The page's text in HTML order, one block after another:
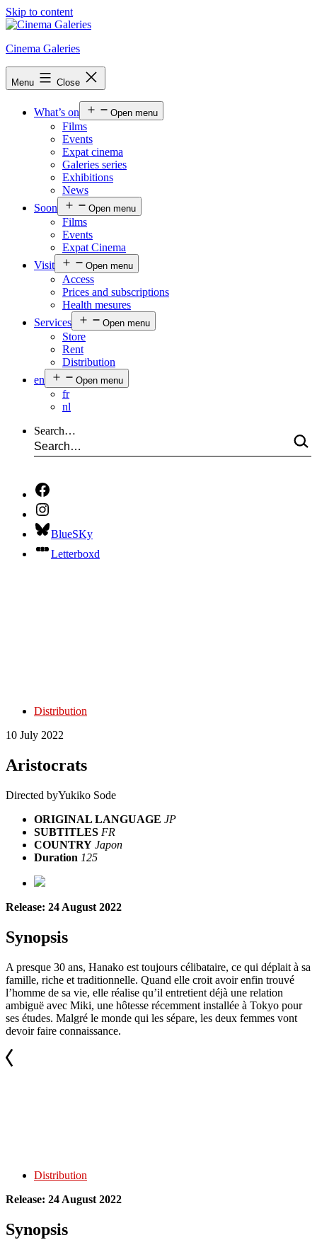
Skip to content
Cinema Galeries
Menu Close
What’s on Open menu
Films
Events
Expat cinema
Galeries series
Exhibitions
News
Soon
Open menu
Films
Events
Expat Cinema
Visit
Open menu
Access
Prices and subscriptions
Health mesures
Services
Open menu
Store
Rent
Distribution
en
Open menu
fr
nl
Search…
BlueSKy
Letterboxd
Distribution
10 July 2022
Aristocrats
Directed byYukiko Sode
ORIGINAL LANGUAGE JP
SUBTITLES FR
COUNTRY Japon
Duration 125
Release: 24 August 2022
Synopsis
A presque 30 ans, Hanako est toujours célibataire, ce qui déplait à sa
famille, riche et traditionnelle. Quand elle croit avoir enfin trouvé
l’homme de sa vie, elle réalise qu’il entretient déjà une relation
ambiguë avec Miki, une hôtesse récemment installée à Tokyo pour
ses études. Malgré le monde qui les sépare, les deux femmes vont
devoir faire connaissance.
Distribution
Release: 24 August 2022
Synopsis